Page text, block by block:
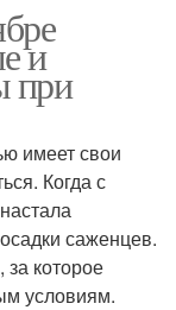
посадка
посадки
и
при
имеет свои
Когда с
саженцев.
которое
условиям.